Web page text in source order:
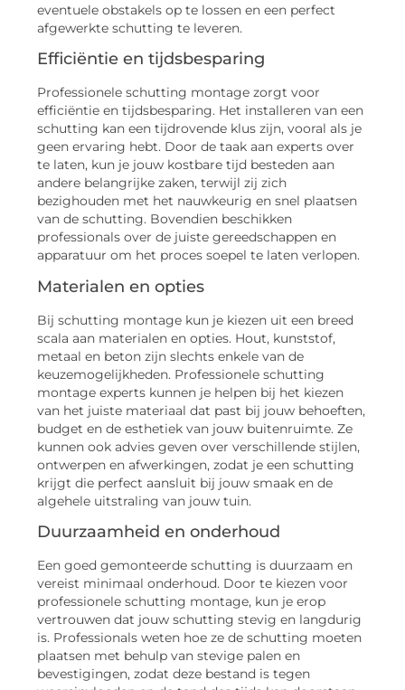
eventuele obstakels op te lossen en een perfect
afgewerkte schutting te leveren.
Efficiëntie en tijdsbesparing
Professionele schutting montage zorgt voor
efficiëntie en tijdsbesparing. Het installeren van een
schutting kan een tijdrovende klus zijn, vooral als je
geen ervaring hebt. Door de taak aan experts over
te laten, kun je jouw kostbare tijd besteden aan
andere belangrijke zaken, terwijl zij zich
bezighouden met het nauwkeurig en snel plaatsen
van de schutting. Bovendien beschikken
professionals over de juiste gereedschappen en
apparatuur om het proces soepel te laten verlopen.
Materialen en opties
Bij schutting montage kun je kiezen uit een breed
scala aan materialen en opties. Hout, kunststof,
metaal en beton zijn slechts enkele van de
keuzemogelijkheden. Professionele schutting
montage experts kunnen je helpen bij het kiezen
van het juiste materiaal dat past bij jouw behoeften,
budget en de esthetiek van jouw buitenruimte. Ze
kunnen ook advies geven over verschillende stijlen,
ontwerpen en afwerkingen, zodat je een schutting
krijgt die perfect aansluit bij jouw smaak en de
algehele uitstraling van jouw tuin.
Duurzaamheid en onderhoud
Een goed gemonteerde schutting is duurzaam en
vereist minimaal onderhoud. Door te kiezen voor
professionele schutting montage, kun je erop
vertrouwen dat jouw schutting stevig en langdurig
is. Professionals weten hoe ze de schutting moeten
plaatsen met behulp van stevige palen en
bevestigingen, zodat deze bestand is tegen